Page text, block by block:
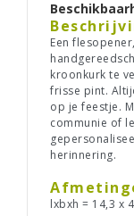
Een
kroonkurk te
frisse pint.
op je feestje.
communie of
herinnering.
lxbxh = 14,3 x